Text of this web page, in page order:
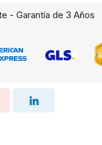
- Garantía de 3 Años